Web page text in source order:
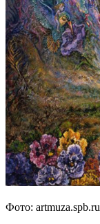
Фото: artmuza.spb.ru